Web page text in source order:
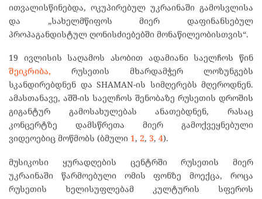
ითვალისწინებდა, ოკუპირებულ უკრაინაში გამოსვლისა
და „სახელმწიფოს მიერ დაფინანსებულ
პროპაგანდისტულ ღონისძიებებში მონაწილეობისთვის“.
19 ივლისის საღამოს ასობით ადამიანი საელჩოს წინ
შეიკრიბა, რუსეთის მხარდამჭერ ლოზუნგებს
სკანდირებდნენ და SHAMAN-ის სიმღერებს მღეროდნენ.
ამასთანავე, აშშ-ის საელჩოს შენობაზე რუსეთის დროშის
გიგანტურ გამოსახულებას ანათებდნენ, რასაც
კონცერტზე დამსწრეთა მიერ გამოქვეყნებული
ვიდეოებიც მოწმობს (ბმული 1, 2, 3, 4).
მუსიკოსი ყურადღების ცენტრში რუსეთის მიერ
უკრაინაში წარმოებული ომის ფონზე მოექცა, როცა
რუსეთის ხელისუფლებამ კულტურის სფეროს